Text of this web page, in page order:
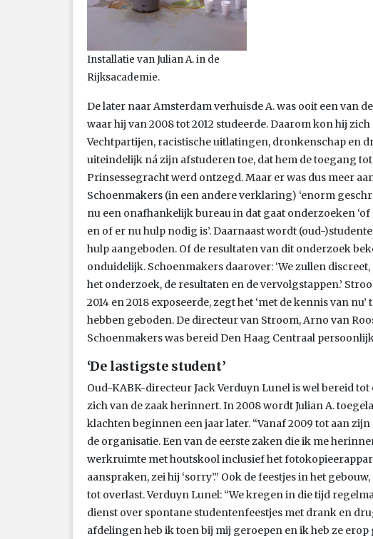
Installatie van Julian A. in de
Rijksacademie.
De later naar Amsterdam verhuisde A. was ooit een van
waar hij van 2008 tot 2012 studeerde. Daarom kon hij
Vechtpartijen, racistische uitlatingen, dronkenschap en
uiteindelijk ná zijn afstuderen toe, dat hem de toegang
Prinsessegracht werd ontzegd. Maar er was dus meer
Schoenmakers (in een andere verklaring) ‘enorm
nu een onafhankelijk bureau in dat gaat onderzoeken
en of er nu hulp nodig is’. Daarnaast wordt (oud-
hulp aangeboden. Of de resultaten van dit onderzoek
onduidelijk. Schoenmakers daarover: ‘We zullen
het onderzoek, de resultaten en de vervolgstappen.’
2014 en 2018 exposeerde, zegt het ‘met de kennis van
hebben geboden. De directeur van Stroom, Arno van
Schoenmakers was bereid Den Haag Centraal
‘De lastigste student’
Oud-KABK-directeur Jack Verduyn Lunel is wel bereid
zich van de zaak herinnert. In 2008 wordt Julian A.
klachten beginnen een jaar later. “Vanaf 2009 tot aan
de organisatie. Een van de eerste zaken die ik me
werkruimte met houtskool inclusief het
aanspraken, zei hij ‘sorry’.” Ook de feestjes in het
tot overlast. Verduyn Lunel: “We kregen in die tijd
dienst over spontane studentenfeestjes met drank en
afdelingen heb ik toen bij mij geroepen en ik heb ze erop